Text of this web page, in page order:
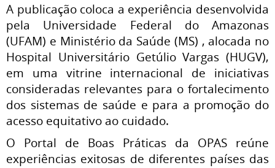
A publicação coloca a experiência desenvolvida
pela Universidade Federal do Amazonas
(UFAM) e Ministério da Saúde (MS) , alocada no
Hospital Universitário Getúlio Vargas (HUGV),
em uma vitrine internacional de iniciativas
consideradas relevantes para o fortalecimento
dos sistemas de saúde e para a promoção do
acesso equitativo ao cuidado.
O Portal de Boas Práticas da OPAS reúne
experiências exitosas de diferentes países das